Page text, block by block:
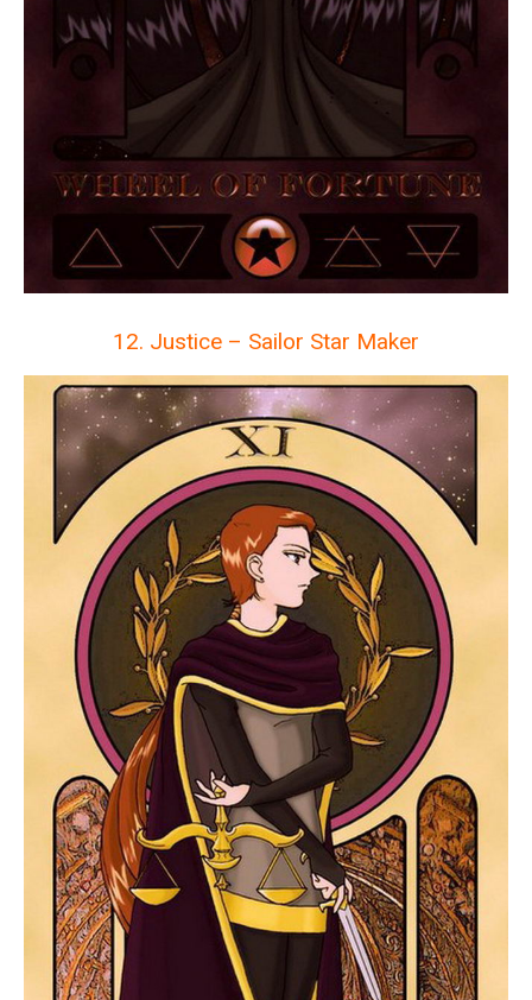
12. Justice – Sailor Star Maker